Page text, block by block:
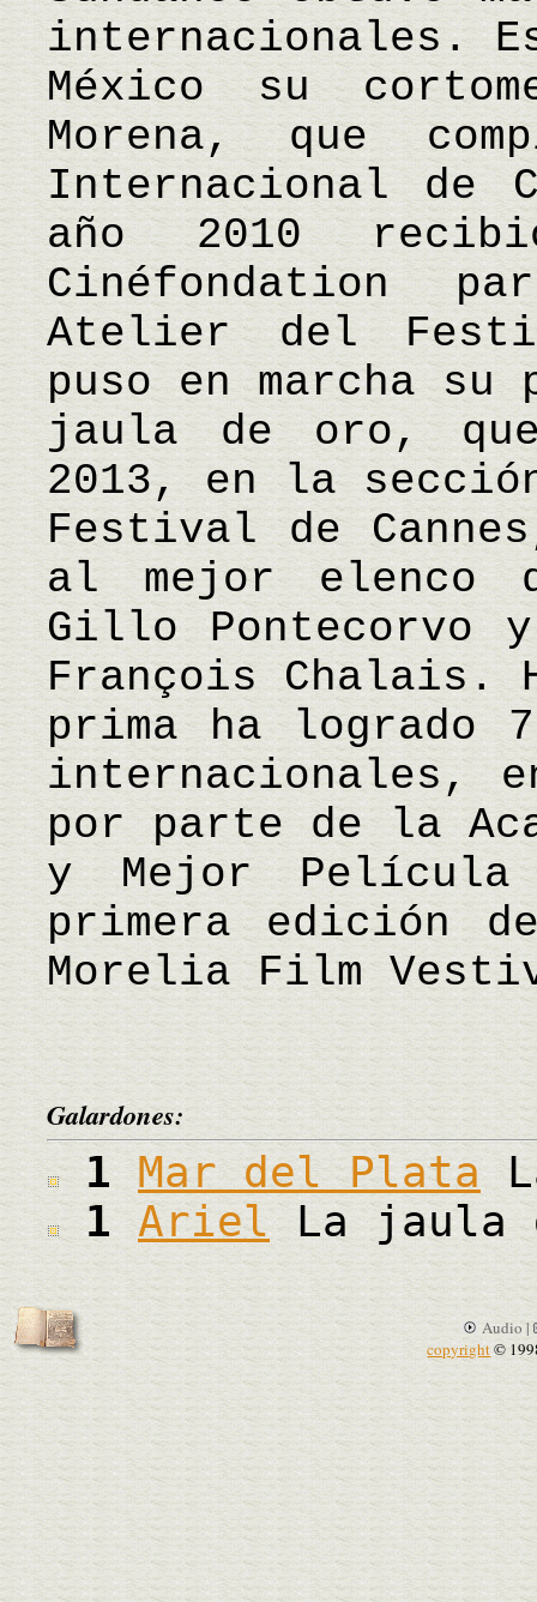
internacionales.
México su
Morena, que
Internacional de
año 2010
Cinéfondation
Atelier del
puso en marcha
jaula de oro,
2013, en la
Festival de
al mejor elenco
Gillo Pontecorvo
François Chalais.
prima ha logrado
internacionales,
por parte de la
y Mejor Película
primera edición
Morelia Film
Galardones:
1Mar del Plata
1ArielLa jaula
Audio |
copyright©